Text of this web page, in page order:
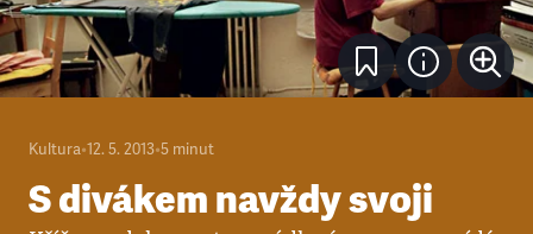
Kultura•12. 5. 2013•5 minut
S divákem navždy svoji